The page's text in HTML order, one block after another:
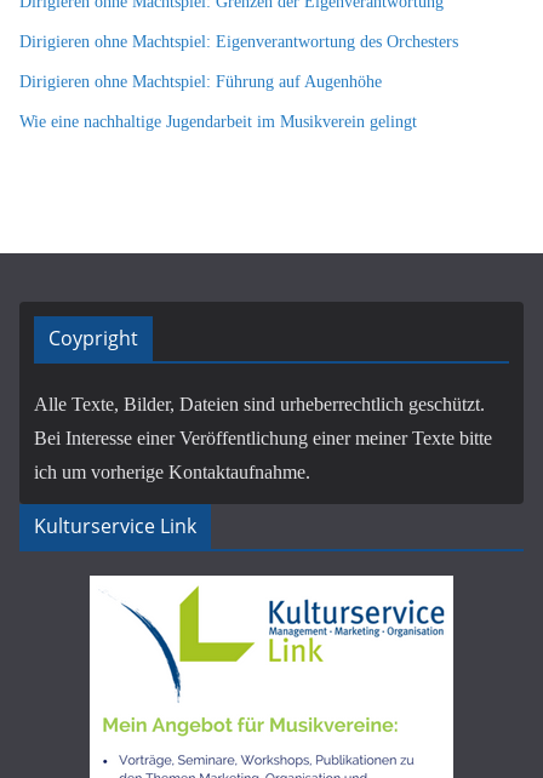
Dirigieren ohne Machtspiel: Eigenverantwortung des Orchesters
Dirigieren ohne Machtspiel: Führung auf Augenhöhe
Wie eine nachhaltige Jugendarbeit im Musikverein gelingt
Coypright
Alle Texte, Bilder, Dateien sind urheberrechtlich geschützt.
Bei Interesse einer Veröffentlichung einer meiner Texte bitte
ich um vorherige Kontaktaufnahme.
Kulturservice Link